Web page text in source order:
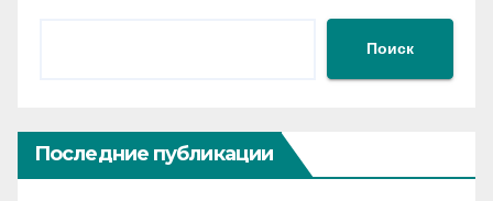
Поиск
Последние публикации